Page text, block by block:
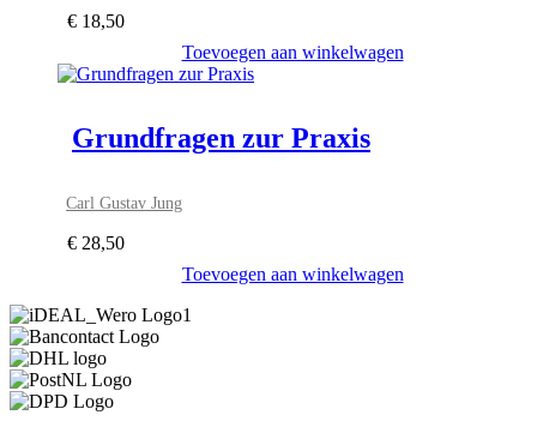
€ 18,50
Toevoegen aan winkelwagen
Grundfragen zur Praxis
Carl Gustav Jung
€ 28,50
Toevoegen aan winkelwagen